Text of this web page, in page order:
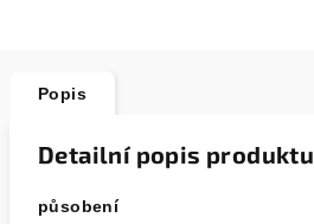
Popis
Detailní popis produktu
působení